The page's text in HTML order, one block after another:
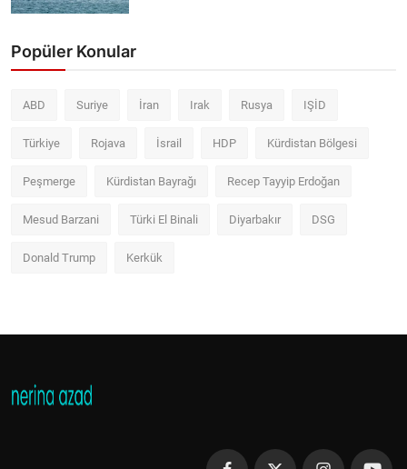
Popüler Konular
ABD Suriye İran Irak Rusya IŞİD
Türkiye Rojava İsrail HDP Kürdistan Bölgesi
Peşmerge Kürdistan Bayrağı Recep Tayyip Erdoğan
Mesud Barzani Türki El Binali Diyarbakır DSG
Donald Trump Kerkük